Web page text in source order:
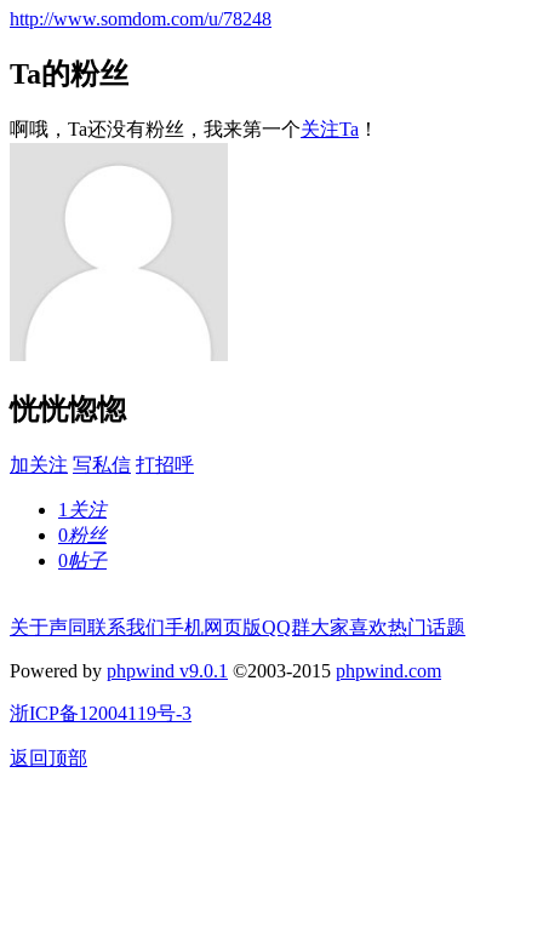
http://www.somdom.com/u/78248
Ta的粉丝
啊哦，Ta还没有粉丝，我来第一个关注Ta ！
恍恍惚惚
加关注 写私信 打招呼
1 关注
0粉丝
0帖子
关于声同联系我们手机网页版QQ群大家喜欢热门话题
Powered by phpwind v9.0.1 ©2003-2015 phpwind.com
浙ICP备12004119号-3
返回顶部